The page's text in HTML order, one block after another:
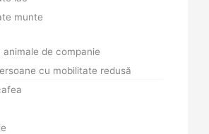
munte
de companie
cu mobilitate redusă